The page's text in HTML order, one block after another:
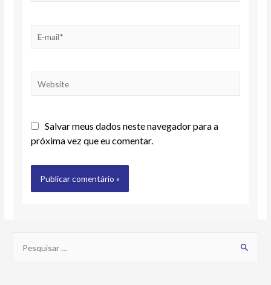
Salvar meus dados neste navegador para a
próxima vez que eu comentar.